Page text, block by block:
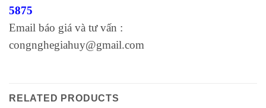
5875
Email báo giá và tư vấn :
congnghegiahuy@gmail.com
RELATED PRODUCTS